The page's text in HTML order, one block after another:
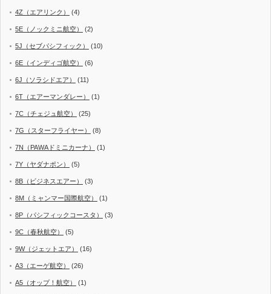
4Z（エアリンク） (4)
5E（ノックミニ航空） (2)
5J（セブパシフィック） (10)
6E（インディゴ航空） (6)
6J（ソラシドエア） (11)
6T（エアーマンダレー） (1)
7C（チェジュ航空） (25)
7G（スターフライヤー） (8)
7N（PAWAドミニカーナ） (1)
7Y（ヤダナポン） (5)
8B（ビジネスエアー） (3)
8M（ミャンマー国際航空） (1)
8P（パシフィックコースタ） (3)
9C（春秋航空） (5)
9W（ジェットエア） (16)
A3（エーゲ航空） (26)
A5（オップ！航空） (1)